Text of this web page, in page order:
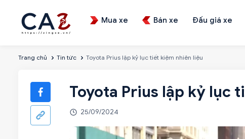
Mua xe Bán xe Đấu giá xe
Trang chủ Tin tức Toyota Prius lập kỷ lục tiết kiệm nhiên liệu
Toyota Prius lập kỷ lục
25/09/2024